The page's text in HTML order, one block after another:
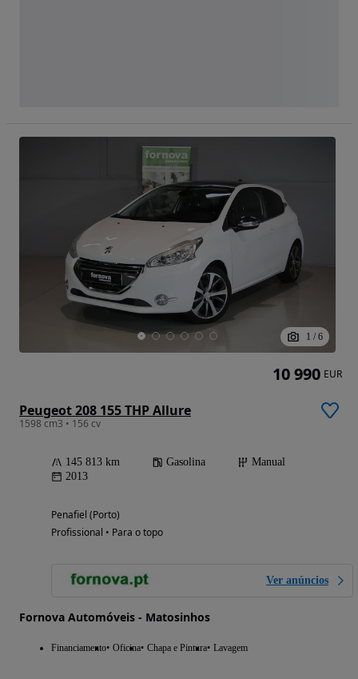
1 / 6
Peugeot 208 155 THP Allure
1598 cm3 • 156 cv
145 813 km Gasolina
Manual
2013
Penafiel (Porto)
Profissional • Para o topo
Ver anúncios
Fornova Automóveis - Matosinhos
Financiamento Oficina Chapa e Pintura Lavagem
10 990 EUR